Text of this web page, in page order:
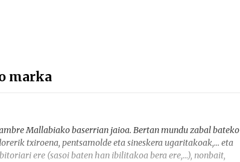
marka
Mallabiako baserrian jaioa. Bertan mundu zabal bateko
txiroena, pentsamolde eta sineskera ugaritakoak,… eta
ere (sasoi baten han ibilitakoa bera ere,…), nonbait,